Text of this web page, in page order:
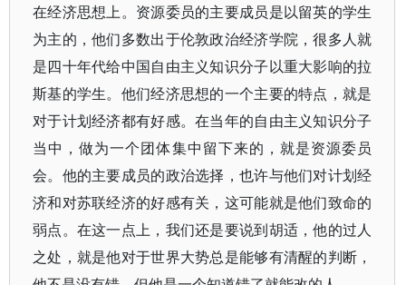
在经济思想上。资源委员的主要成员是以留英的学生
为主的，他们多数出于伦敦政治经济学院，很多人就
是四十年代给中国自由主义知识分子以重大影响的拉
斯基的学生。他们经济思想的一个主要的特点，就是
对于计划经济都有好感。在当年的自由主义知识分子
当中，做为一个团体集中留下来的，就是资源委员
会。他的主要成员的政治选择，也许与他们对计划经
济和对苏联经济的好感有关，这可能就是他们致命的
弱点。在这一点上，我们还是要说到胡适，他的过人
之处，就是他对于世界大势总是能够有清醒的判断，